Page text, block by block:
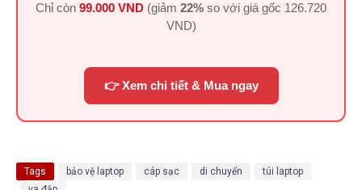
Chỉ còn 99.000 VND (giảm 22% so với giá gốc 126.720
VND)
👉 Xem chi tiết & Mua ngay
Tags bảo vệ laptop cáp sạc di chuyển
túi laptop